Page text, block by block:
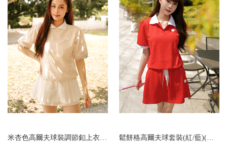
鬆餅格高爾夫球套裝(紅/藍)(M/L)